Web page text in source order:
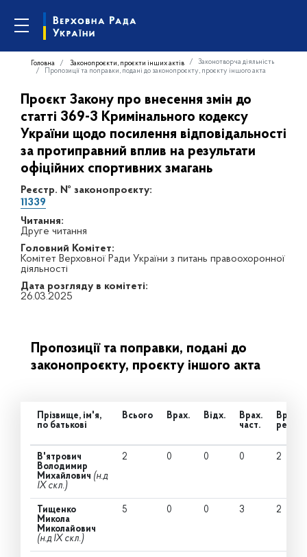
Головна Законопроєкти, проєкти інших актів
Законотворча діяльність
Пропозиції та поправки, подані до законопроєкту, проєкту іншого акта
Проєкт Закону про внесення змін до
статті 369-3 Кримінального кодексу
України щодо посилення відповідальності
за протиправний вплив на результати
офіційних спортивних змагань
Реєстр. № законопроєкту:
11339
Читання:
Друге читання
Головний Комітет:
Комітет Верховної Ради України з питань правоохоронної
діяльності
Дата розгляду в комітеті:
26.03.2025
Пропозиції та поправки, подані до
законопроєкту, проєкту іншого акта
Прізвище, ім'я,
по батькові
Всього Врах. Відх.
Врах.
част.
Врах.
ред.
В'ятрович
Володимир
Михайлович (н.д
IX скл.)
2 0 0 0 2
Тищенко
Микола
Миколайович
(н.д IX скл.)
5 0 0 3 2